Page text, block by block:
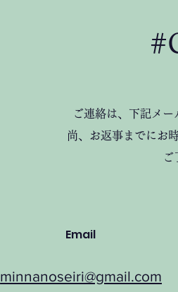
ご連絡は、下記メ
尚、お返事までにお
ご
Email
minnanoseiri@gmail.com